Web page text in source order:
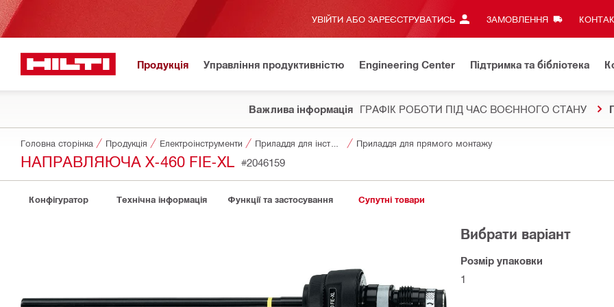
УВІЙТИ АБО ЗАРЕЄСТРУВАТИСЬ ЗАМОВЛЕННЯ
Продукція Управління продуктивністю Engineering Center Підтримка та бібліотека
Важлива інформація ГРАФІК РОБОТИ ПІД ЧАС ВОЄННОГО СТАНУ
Головна сторінка Продукція Електроінструменти Приладдя для прямого монтажу
НАПРАВЛЯЮЧА X-460 FIE-XL #2046159
Конфігуратор Технічна інформація Функції та застосування Супутні товари
Вибрати варіант
Розмір упаковки
1